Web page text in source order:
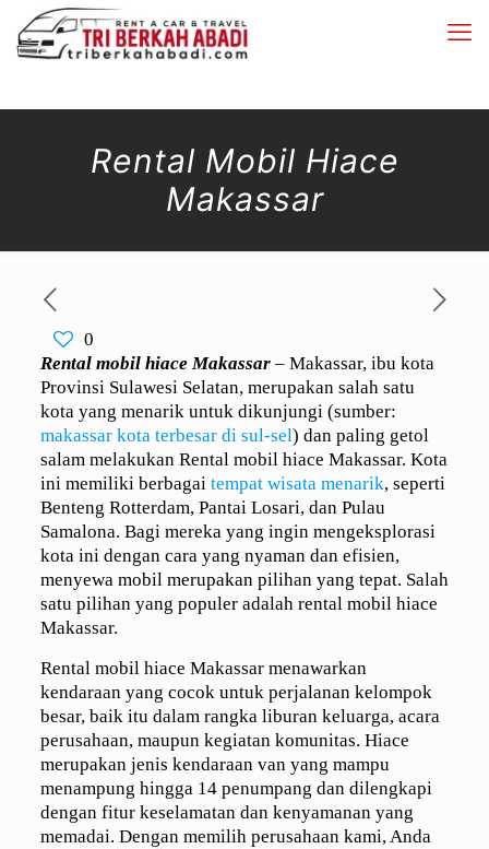
Rental Mobil Hiace
Makassar
0
Rental mobil hiace Makassar– Makassar, ibu kota
Provinsi Sulawesi Selatan, merupakan salah satu
kota yang menarik untuk dikunjungi (sumber:
makassar kota terbesar di sul-sel) dan paling getol
salam melakukan Rental mobil hiace Makassar. Kota
ini memiliki berbagai tempat wisata menarik, seperti
Benteng Rotterdam, Pantai Losari, dan Pulau
Samalona. Bagi mereka yang ingin mengeksplorasi
kota ini dengan cara yang nyaman dan efisien,
menyewa mobil merupakan pilihan yang tepat. Salah
satu pilihan yang populer adalah rental mobil hiace
Makassar.
Rental mobil hiace Makassar menawarkan
kendaraan yang cocok untuk perjalanan kelompok
besar, baik itu dalam rangka liburan keluarga, acara
perusahaan, maupun kegiatan komunitas. Hiace
merupakan jenis kendaraan van yang mampu
menampung hingga 14 penumpang dan dilengkapi
dengan fitur keselamatan dan kenyamanan yang
memadai. Dengan memilih perusahaan kami, Anda